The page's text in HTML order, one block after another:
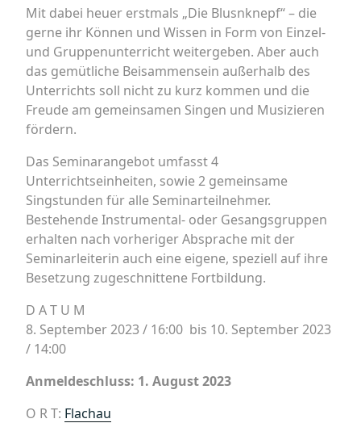
Mit dabei heuer erstmals „Die Blusnknepf“ – die
gerne ihr Können und Wissen in Form von Einzel-
und Gruppenunterricht weitergeben. Aber auch
das gemütliche Beisammensein außerhalb des
Unterrichts soll nicht zu kurz kommen und die
Freude am gemeinsamen Singen und Musizieren
fördern.
Das Seminarangebot umfasst 4
Unterrichtseinheiten, sowie 2 gemeinsame
Singstunden für alle Seminarteilnehmer.
Bestehende Instrumental- oder Gesangsgruppen
erhalten nach vorheriger Absprache mit der
Seminarleiterin auch eine eigene, speziell auf ihre
Besetzung zugeschnittene Fortbildung.
D A T U M
8. September 2023 / 16:00 bis 10. September 2023
/ 14:00
Anmeldeschluss: 1. August 2023
O R T: Flachau